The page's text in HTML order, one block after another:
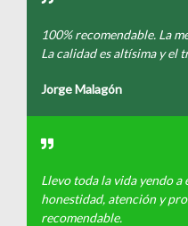
100% recomendable. La
La calidad es altísima y el
Jorge Malagón
Llevo toda la vida yendo a
honestidad, atención y
recomendable.